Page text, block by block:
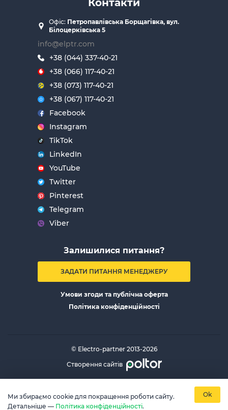
Контакти
Офіс: Петропавлівська Борщагівка, вул.
Білоцерківська 5
info@elptr.com
+38 (044) 337-40-21
+38 (066) 117-40-21
+38 (073) 117-40-21
+38 (067) 117-40-21
Facebook
Instagram
TikTok
LinkedIn
YouTube
Twitter
Pinterest
Telegram
Viber
Залишилися питання?
ЗАДАТИ ПИТАННЯ МЕНЕДЖЕРУ
Умови згоди та публічна оферта
Політика конфіденційності
© Electro-partner 2013-2026
Створення сайтів
Ми збираємо cookie для покращення роботи сайту.
Детальніше — Політика конфіденційності.
Ok